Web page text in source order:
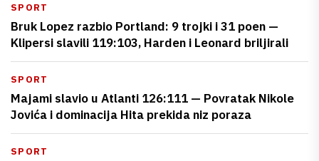
SPORT
Bruk Lopez razbio Portland: 9 trojki i 31 poen —
Klipersi slavili 119:103, Harden i Leonard briljirali
SPORT
Majami slavio u Atlanti 126:111 — Povratak Nikole
Jovića i dominacija Hita prekida niz poraza
SPORT